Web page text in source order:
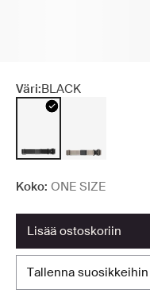
Väri:BLACK
Koko: ONE SIZE
lisää ostoskoriin
tallenna suosikkeihin